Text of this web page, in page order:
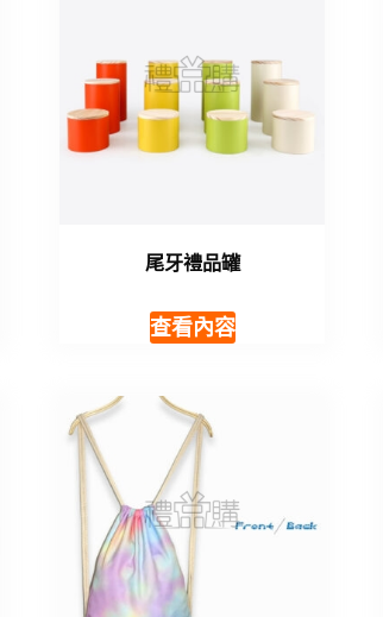
尾牙禮品罐
查看內容